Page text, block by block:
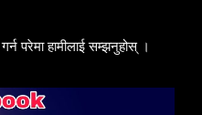
परेमा हामीलाई सम्झनुहोस् ।